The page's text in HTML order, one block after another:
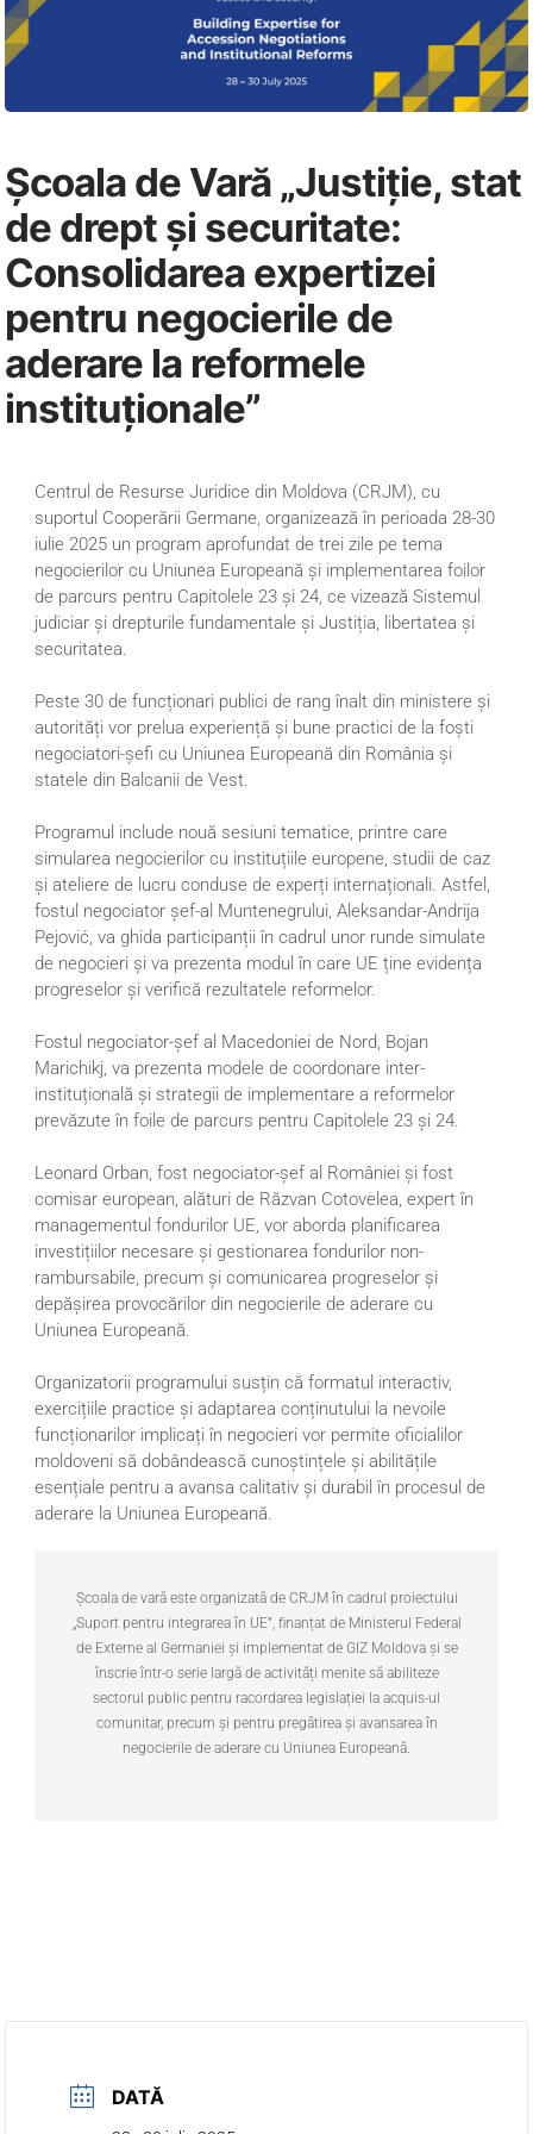
Școala de Vară „Justiție, stat
de drept și securitate:
Consolidarea expertizei
pentru negocierile de
aderare la reformele
instituționale”
Centrul de Resurse Juridice din Moldova (CRJM), cu
suportul Cooperării Germane, organizează în perioada 28-30
iulie 2025 un program aprofundat de trei zile pe tema
negocierilor cu Uniunea Europeană și implementarea foilor
de parcurs pentru Capitolele 23 și 24, ce vizează Sistemul
judiciar și drepturile fundamentale și Justiția, libertatea și
securitatea.
Peste 30 de funcționari publici de rang înalt din ministere și
autorități vor prelua experiență și bune practici de la foști
negociatori-șefi cu Uniunea Europeană din România și
statele din Balcanii de Vest.
Programul include nouă sesiuni tematice, printre care
simularea negocierilor cu instituțiile europene, studii de caz
și ateliere de lucru conduse de experți internaționali. Astfel,
fostul negociator șef-al Muntenegrului, Aleksandar-Andrija
Pejović, va ghida participanții în cadrul unor runde simulate
de negocieri și va prezenta modul în care UE ține evidența
progreselor și verifică rezultatele reformelor.
Fostul negociator-șef al Macedoniei de Nord, Bojan
Marichikj, va prezenta modele de coordonare inter-
instituțională și strategii de implementare a reformelor
prevăzute în foile de parcurs pentru Capitolele 23 și 24.
Leonard Orban, fost negociator-șef al României și fost
comisar european, alături de Răzvan Cotovelea, expert în
managementul fondurilor UE, vor aborda planificarea
investițiilor necesare și gestionarea fondurilor non-
rambursabile, precum și comunicarea progreselor și
depășirea provocărilor din negocierile de aderare cu
Uniunea Europeană.
Organizatorii programului susțin că formatul interactiv,
exercițiile practice și adaptarea conținutului la nevoile
funcționarilor implicați în negocieri vor permite oficialilor
moldoveni să dobândească cunoștințele și abilitățile
esențiale pentru a avansa calitativ și durabil în procesul de
aderare la Uniunea Europeană.
Școala de vară este organizată de CRJM în cadrul proiectului
„Suport pentru integrarea în UE”, finanțat de Ministerul Federal
de Externe al Germaniei și implementat de GIZ Moldova și se
înscrie într-o serie largă de activități menite să abiliteze
sectorul public pentru racordarea legislației la acquis-ul
comunitar, precum și pentru pregătirea și avansarea în
negocierile de aderare cu Uniunea Europeană.
DATĂ